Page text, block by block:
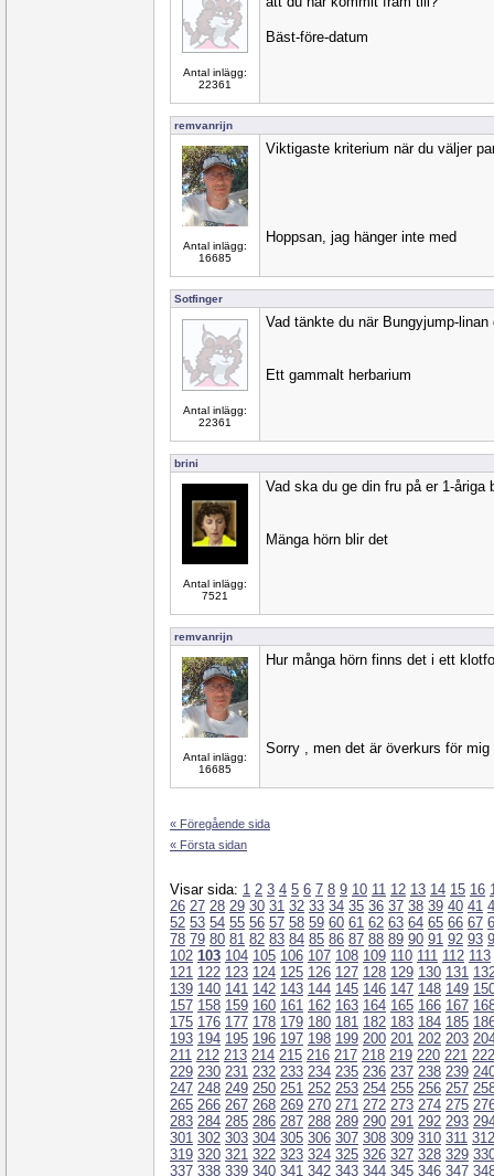
Antal inlägg:
22361
Bäst-före-datum
remvanrijn
Antal inlägg:
16685
Viktigaste kriterium när du väljer
Hoppsan, jag hänger inte med
Sotfinger
Antal inlägg:
22361
Vad tänkte du när Bungyjump-linan
Ett gammalt herbarium
brini
Antal inlägg:
7521
Vad ska du ge din fru på er 1-åriga
Mänga hörn blir det
remvanrijn
Antal inlägg:
16685
Hur många hörn finns det i ett
Sorry , men det är överkurs för mig
« Föregående sida
« Första sidan
Visar sida: 1 2 3 4 5 6 7 8 9 10 11 12 13 14 15 16
26 27 28 29 30 31 32 33 34 35 36 37 38 39 40 41
52 53 54 55 56 57 58 59 60 61 62 63 64 65 66 67
78 79 80 81 82 83 84 85 86 87 88 89 90 91 92 93
102 103 104 105 106 107 108 109 110 111 112 113
121 122 123 124 125 126 127 128 129 130 131
139 140 141 142 143 144 145 146 147 148 149
157 158 159 160 161 162 163 164 165 166 167
175 176 177 178 179 180 181 182 183 184 185
193 194 195 196 197 198 199 200 201 202 203
211 212 213 214 215 216 217 218 219 220 221 222
229 230 231 232 233 234 235 236 237 238 239
247 248 249 250 251 252 253 254 255 256 257
265 266 267 268 269 270 271 272 273 274 275
283 284 285 286 287 288 289 290 291 292 293
301 302 303 304 305 306 307 308 309 310 311 312
319 320 321 322 323 324 325 326 327 328 329
337 338 339 340 341 342 343 344 345 346 347